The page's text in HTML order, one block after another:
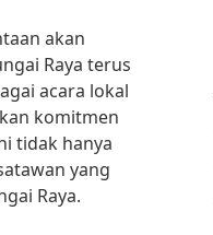
akan
Raya terus
acara lokal
komitmen
tidak hanya
yang
Raya.